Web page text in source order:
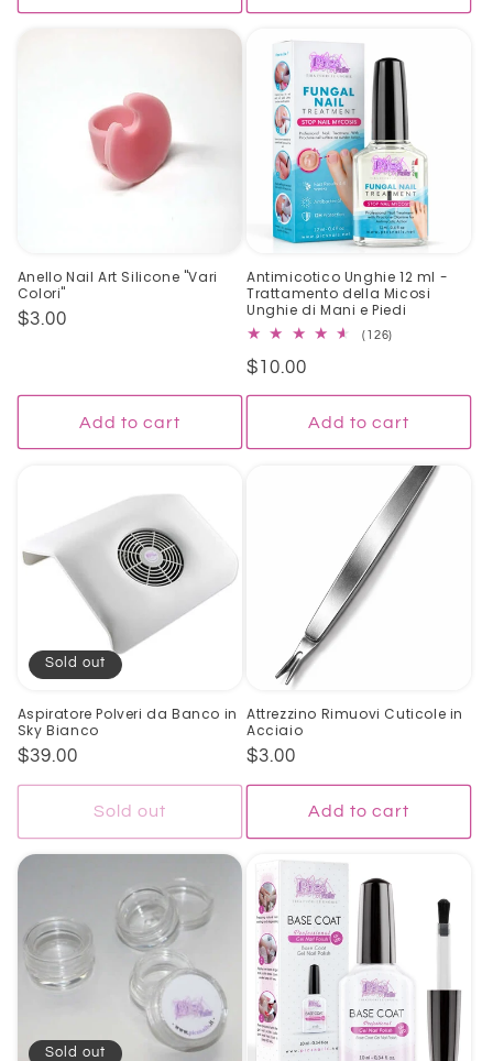
Anello Nail Art Silicone "Vari
Colori"
Regular
$3.00
Add to cart
Antimicotico Unghie 12 ml -
Trattamento della Micosi
Unghie di Mani e Piedi
(126)
Regular
price
$10.00
Add to cart
Sold out
Aspiratore Polveri da Banco in
Sky Bianco
Regular
price
$39.00
Sold out
Attrezzino Rimuovi Cuticole in
Acciaio
Regular
price
$3.00
Add to cart
Sold out